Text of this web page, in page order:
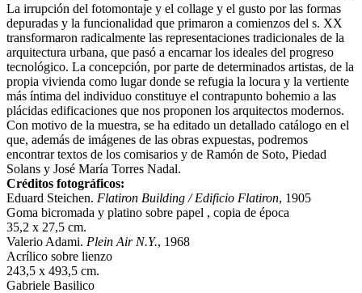
La irrupción del fotomontaje y el collage y el gusto por las formas
depuradas y la funcionalidad que primaron a comienzos del s. XX
transformaron radicalmente las representaciones tradicionales de la
arquitectura urbana, que pasó a encarnar los ideales del progreso
tecnológico. La concepción, por parte de determinados artistas, de la
propia vivienda como lugar donde se refugia la locura y la vertiente
más íntima del individuo constituye el contrapunto bohemio a las
plácidas edificaciones que nos proponen los arquitectos modernos.
Con motivo de la muestra, se ha editado un detallado catálogo en el
que, además de imágenes de las obras expuestas, podremos
encontrar textos de los comisarios y de Ramón de Soto, Piedad
Solans y José María Torres Nadal.
Créditos fotográficos:
Eduard Steichen. Flatiron Building / Edificio Flatiron, 1905
Goma bicromada y platino sobre papel , copia de época
35,2 x 27,5 cm.
Valerio Adami. Plein Air N.Y., 1968
Acrílico sobre lienzo
243,5 x 493,5 cm.
Gabriele Basilico